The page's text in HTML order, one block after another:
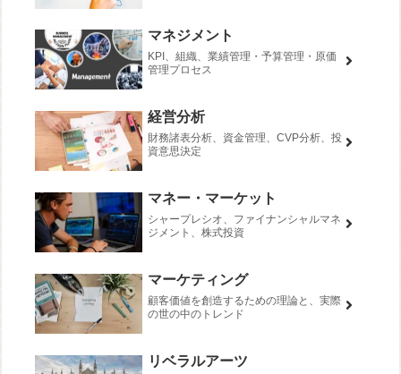
マネジメント
KPI、組織、業績管理・予算管理・原価
管理プロセス
経営分析
財務諸表分析、資金管理、CVP分析、投
資意思決定
マネー・マーケット
シャープレシオ、ファイナンシャルマネ
ジメント、株式投資
マーケティング
顧客価値を創造するための理論と、実際
の世の中のトレンド
リベラルアーツ